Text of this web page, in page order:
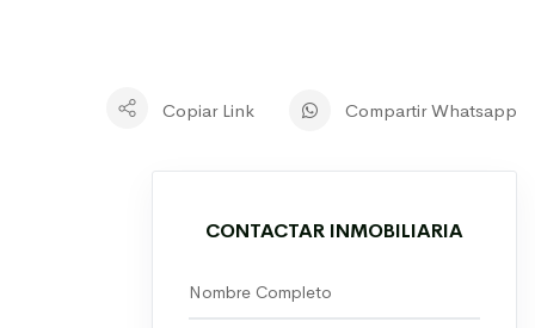
Copiar Link Compartir Whatsapp
CONTACTAR INMOBILIARIA